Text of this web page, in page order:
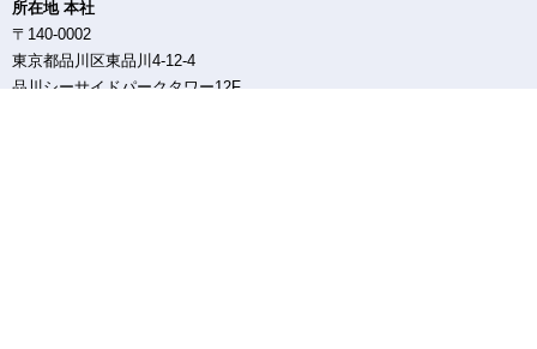
所在地 本社
〒140-0002
東京都品川区東品川4-12-4
品川シーサイドパークタワー12F